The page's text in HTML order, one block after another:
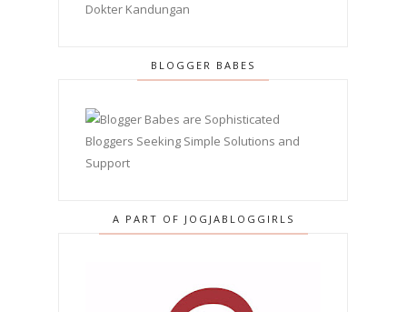
Dokter Kandungan
BLOGGER BABES
A PART OF JOGJABLOGGIRLS